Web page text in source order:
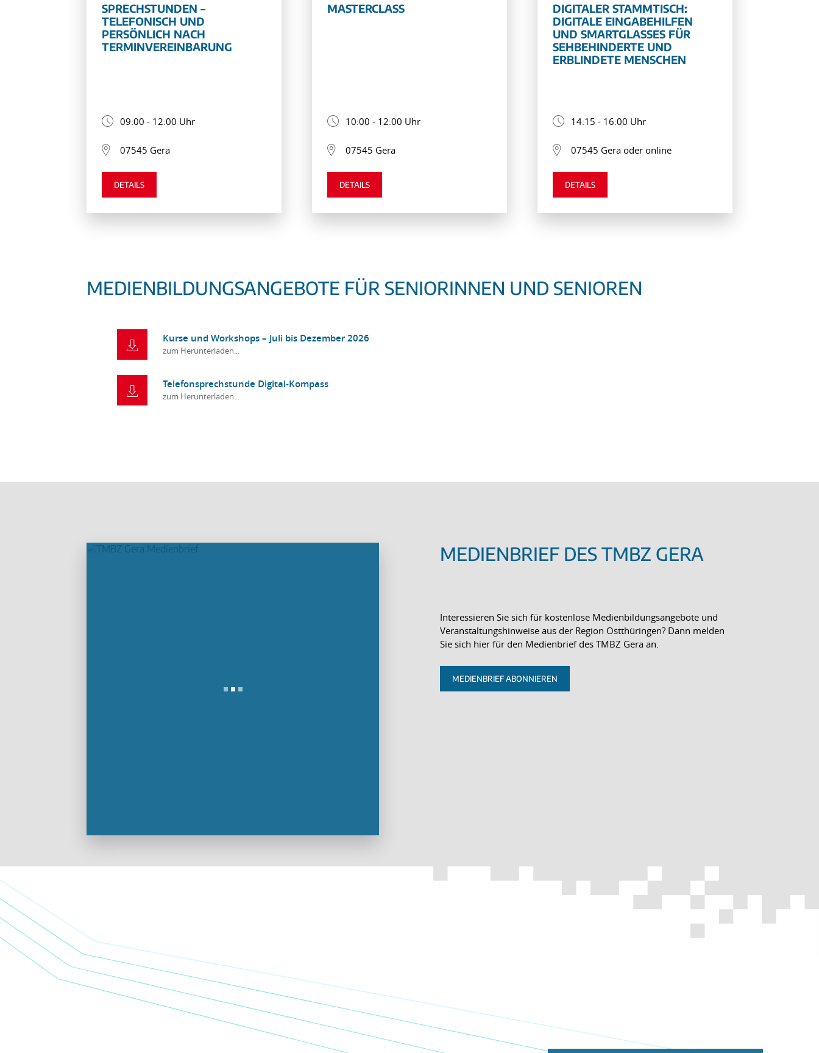
SPRECHSTUNDEN –
TELEFONISCH UND
PERSÖNLICH NACH
TERMINVEREINBARUNG
09:00 - 12:00 Uhr
07545 Gera
DETAILS
MASTERCLASS
10:00 - 12:00 Uhr
07545 Gera
DETAILS
DIGITALER STAMMTISCH:
DIGITALE EINGABEHILFEN
UND SMARTGLASSES FÜR
SEHBEHINDERTE UND
ERBLINDETE MENSCHEN
14:15 - 16:00 Uhr
07545 Gera oder online
DETAILS
MEDIENBILDUNGSANGEBOTE FÜR SENIORINNEN UND SENIOREN
Kurse und Workshops – Juli bis Dezember 2026
zum Herunterladen...
Telefonsprechstunde Digital-Kompass
zum Herunterladen...
MEDIENBRIEF DES TMBZ GERA
Interessieren Sie sich für kostenlose Medienbildungsangebote und
Veranstaltungshinweise aus der Region Ostthüringen? Dann melden
Sie sich hier für den Medienbrief des TMBZ Gera an.
MEDIENBRIEF ABONNIEREN